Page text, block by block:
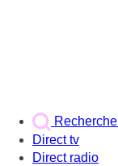
Direct tv
Direct radio